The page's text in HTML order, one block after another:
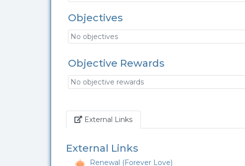
Objectives
No objectives
Objective Rewards
No objective rewards
External LinksLink
External Links
Renewal (Forever Love)